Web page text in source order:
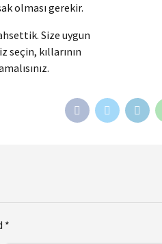
olması gerekir.
Size uygun
seçin, kıllarının
*